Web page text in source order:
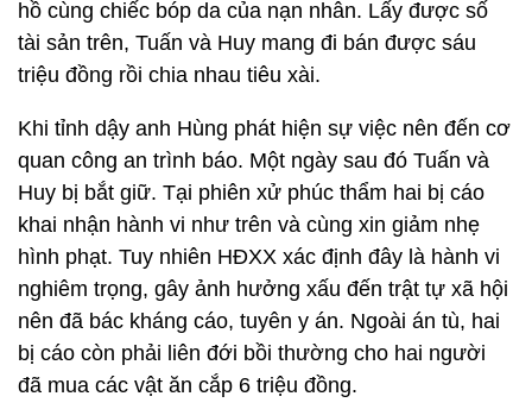
hồ cùng chiếc bóp da của nạn nhân. Lấy được số
tài sản trên, Tuấn và Huy mang đi bán được sáu
triệu đồng rồi chia nhau tiêu xài.
Khi tỉnh dậy anh Hùng phát hiện sự việc nên đến cơ
quan công an trình báo. Một ngày sau đó Tuấn và
Huy bị bắt giữ. Tại phiên xử phúc thẩm hai bị cáo
khai nhận hành vi như trên và cùng xin giảm nhẹ
hình phạt. Tuy nhiên HĐXX xác định đây là hành vi
nghiêm trọng, gây ảnh hưởng xấu đến trật tự xã hội
nên đã bác kháng cáo, tuyên y án. Ngoài án tù, hai
bị cáo còn phải liên đới bồi thường cho hai người
đã mua các vật ăn cắp 6 triệu đồng.